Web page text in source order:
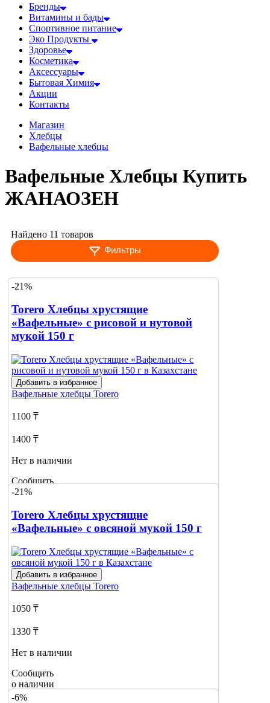
Бренды
Витамины и бады
Спортивное питание
Эко Продукты
Здоровье
Косметика
Аксессуары
Бытовая Химия
Акции
Контакты
Магазин
Хлебцы
Вафельные хлебцы
Вафельные Хлебцы Купить
ЖАНАОЗЕН
Найдено 11 товаров
Фильтры
-21%
Torero Хлебцы хрустящие
«Вафельные» с рисовой и нутовой
мукой 150 г
Добавить в избранное
Вафельные хлебцы Torero
1100 ₸
1400 ₸
Нет в наличии
Сообщить
о наличии
-21%
Torero Хлебцы хрустящие
«Вафельные» с овсяной мукой 150 г
Добавить в избранное
Вафельные хлебцы Torero
1050 ₸
1330 ₸
Нет в наличии
Сообщить
о наличии
-6%